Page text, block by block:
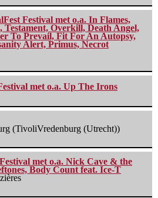
Festival met o.a. In Flames,
Testament, Overkill, Death Angel,
To Prevail, Fit For An Autopsy,
Alert, Primus, Necrot
met o.a. Up The Irons
(TivoliVredenburg (Utrecht))
met o.a. Nick Cave & the
Body Count feat. Ice-T